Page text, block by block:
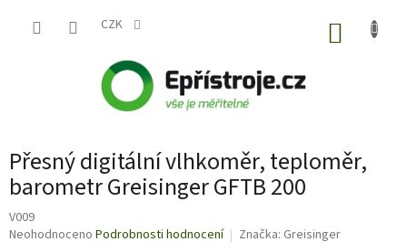
CZK
Přesný digitální vlhkoměr, teploměr,
barometr Greisinger GFTB 200
V009
Průměrné
Neohodnoceno Podrobnosti hodnocení Značka: Greisinger